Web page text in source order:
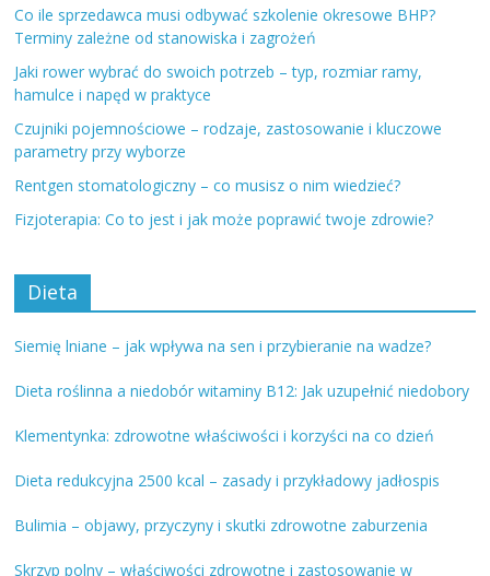
Co ile sprzedawca musi odbywać szkolenie okresowe BHP?
Terminy zależne od stanowiska i zagrożeń
Jaki rower wybrać do swoich potrzeb – typ, rozmiar ramy,
hamulce i napęd w praktyce
Czujniki pojemnościowe – rodzaje, zastosowanie i kluczowe
parametry przy wyborze
Rentgen stomatologiczny – co musisz o nim wiedzieć?
Fizjoterapia: Co to jest i jak może poprawić twoje zdrowie?
Dieta
Siemię lniane – jak wpływa na sen i przybieranie na wadze?
Dieta roślinna a niedobór witaminy B12: Jak uzupełnić niedobory
Klementynka: zdrowotne właściwości i korzyści na co dzień
Dieta redukcyjna 2500 kcal – zasady i przykładowy jadłospis
Bulimia – objawy, przyczyny i skutki zdrowotne zaburzenia
Skrzyp polny – właściwości zdrowotne i zastosowanie w